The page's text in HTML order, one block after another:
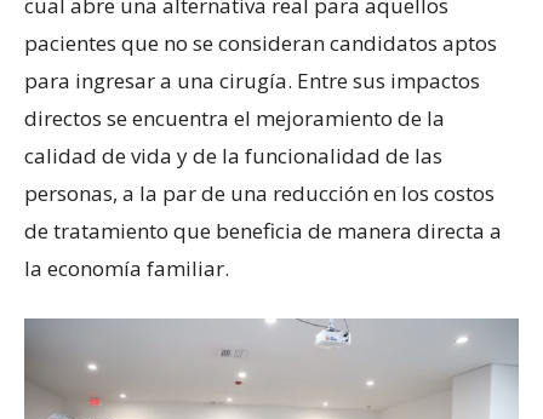
pacientes que no se consideran candidatos aptos
para ingresar a una cirugía. Entre sus impactos
directos se encuentra el mejoramiento de la
calidad de vida y de la funcionalidad de las
personas, a la par de una reducción en los costos
de tratamiento que beneficia de manera directa a
la economía familiar.